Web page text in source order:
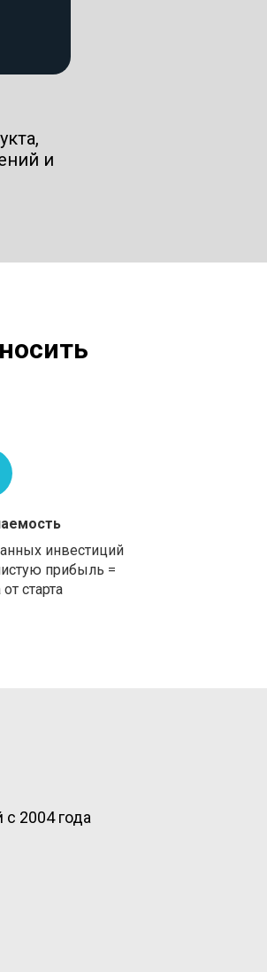
и
инвестиций
прибыль =
старта
2004 года